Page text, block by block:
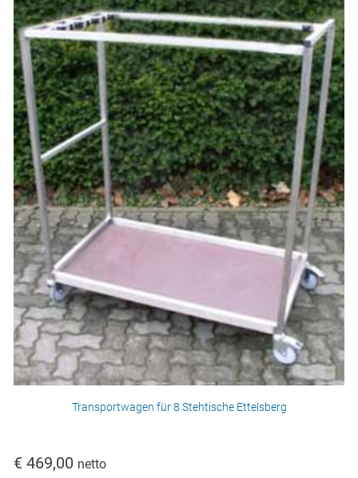
Transportwagen für 8 Stehtische Ettelsberg
€ 469,00 netto